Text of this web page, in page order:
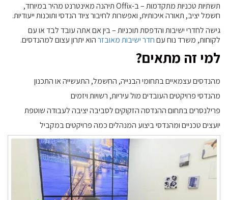
תשתיות טכניות מתקדמות – ב-Offix תיהנה מאינטרנט מהיר במיוחד,
חשמל יציב, תאורה איכותית, ואפשרות לחיבור ציוד הנדסי ותוכנות ייעודיות.
גישה לחדרי ישיבות והדפסת תוכניות – בין אם אתה עובד לבד או עם
לקוחות, משרד נוח עםחדר ישיבות מאובזרהוא יתרון עצום למהנדסים.
למי זה מתאים?
מהנדסים עצמאיים בתחומי הבנייה, החשמל, התעשייה או התכנון
מהנדסי פרויקטים העובדים מול עיריות, רשויות ויזמים
פרילנסרים בתחום ההנדסה הזקוקים לסביבה יציבה לעבודה שוטפת
יועצים טכניים ומהנדסי ביצוע המנהלים כמה פרויקטים במקביל